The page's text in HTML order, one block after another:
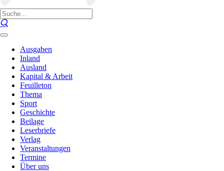
Ausgaben
Inland
Ausland
Kapital & Arbeit
Feuilleton
Thema
Sport
Geschichte
Beilage
Leserbriefe
Verlag
Veranstaltungen
Termine
Über uns